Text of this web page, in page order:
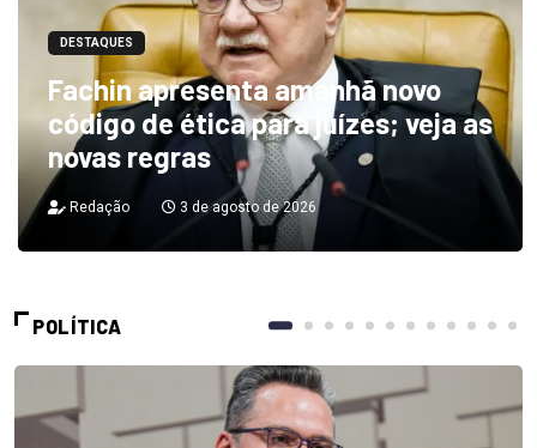
DESTAQUES
Fachin apresenta amanhã novo
código de ética para juízes; veja as
novas regras
Redação 3 de agosto de 2026
POLÍTICA